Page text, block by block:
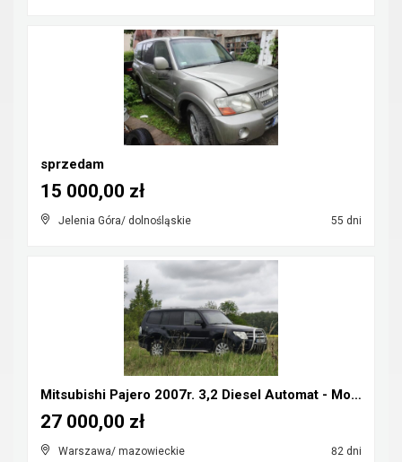
sprzedam
Jelenia Góra/ dolnośląskie 55 dni
15 000,00 zł
Mitsubishi Pajero 2007r. 3,2 Diesel Automat - Możl...
Warszawa/ mazowieckie 82 dni
27 000,00 zł